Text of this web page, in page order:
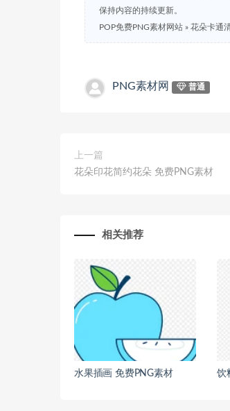
保持内容的持续更新。
POP免费PNG素材网站 » 花朵卡通
PNG素材网 普通
上一篇
花朵印花简约花朵 免费PNG素材
相关推荐
水果插画 免费PNG素材 饮